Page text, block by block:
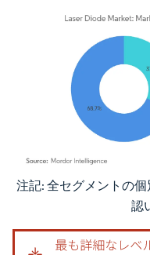
画像 © Mordor Intelligence。再
注記: 全セグメントの
認